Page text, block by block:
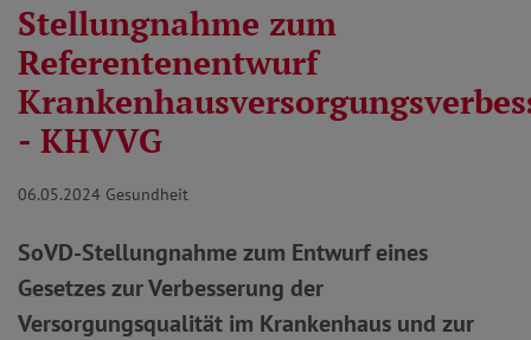
Stellungnahme zum
Referentenentwurf
- KHVVG
06.05.2024 Gesundheit
SoVD-Stellungnahme zum Entwurf eines
Gesetzes zur Verbesserung der
Versorgungsqualität im Krankenhaus und zur